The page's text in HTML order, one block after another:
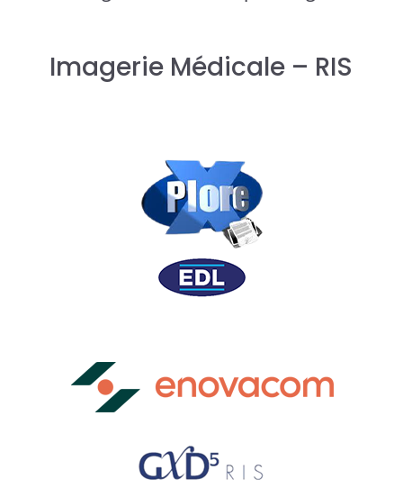
Imagerie Médicale – RIS